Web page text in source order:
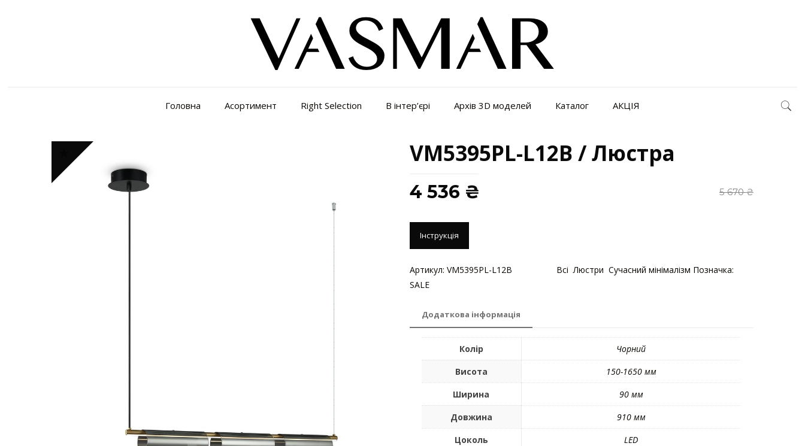
Головна Асортимент Right Selection В інтер’єрі Архів 3D моделей Каталог АКЦІЯ
VM5395PL-L12B / Люстра
5 670₴
4 536 ₴
Інструкція
Артикул: VM5395PL-L12B Bсі ,Люстри Сучасний мінімалізм Позначка:
SALE
Додаткова інформація
Колір
Чорний
Висота
150-1650 мм
Ширина
90 мм
Довжина
910 мм
Цоколь
LED